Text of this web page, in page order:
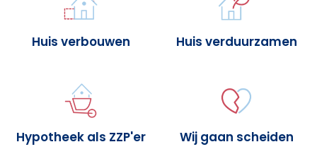
Huis verbouwen Huis verduurzamen
Hypotheek als ZZP'er Wij gaan scheiden